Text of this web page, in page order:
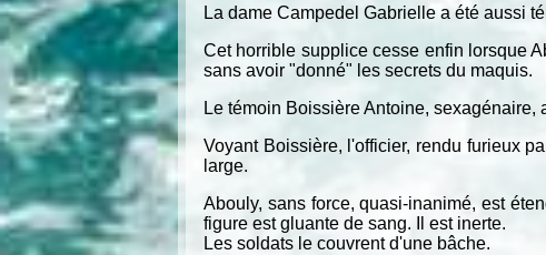
La dame Campedel Gabrielle a été aussi
Cet horrible supplice cesse enfin lorsque
sans avoir "donné" les secrets du maquis.
Le témoin Boissière Antoine,
Voyant Boissière, l'officier, rendu furieux
large.
Abouly, sans force, quasi-inanimé, est
figure est gluante de sang. Il est inerte.
Les soldats le couvrent d'une bâche.